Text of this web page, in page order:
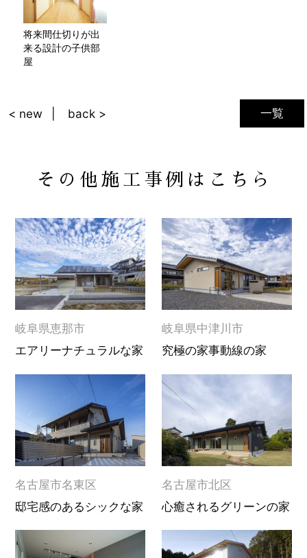
将来間仕切りが出
来る設計の子供部
屋
一覧
< new back >
その他施工事例はこちら
岐阜県恵那市
エアリーナチュラルな家
岐阜県中津川市
究極の家事動線の家
名古屋市名東区
邸宅感のあるシックな家
名古屋市北区
心癒されるグリーンの家